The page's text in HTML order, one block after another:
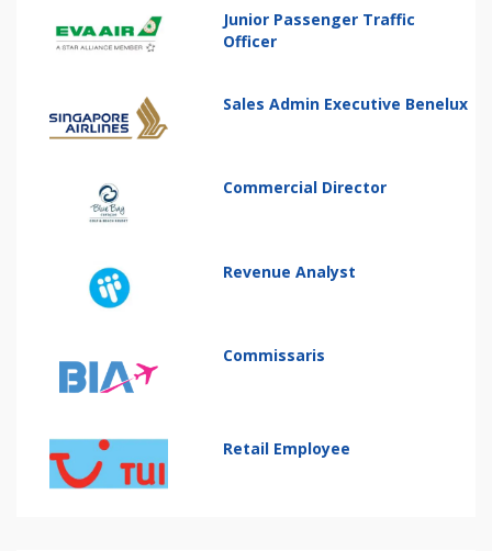
Junior Passenger Traffic
Officer
Sales Admin Executive Benelux
Commercial Director
Revenue Analyst
Commissaris
Retail Employee